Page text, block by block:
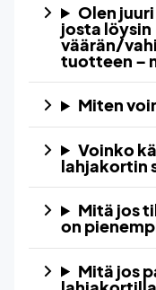
Olen
josta löysin
väärän/
tuotteen –
Miten
Voinko
lahjakortin
Mitä jos
on
Mitä jos